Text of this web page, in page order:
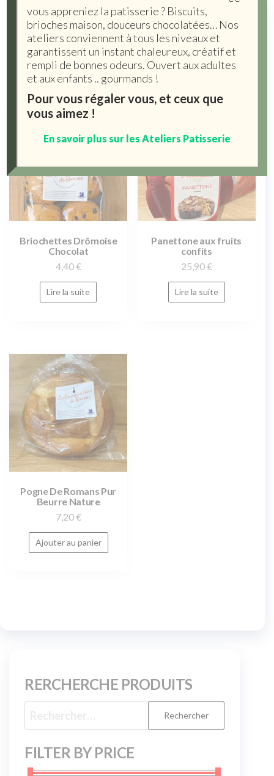
Brioches
3 résultats affichés
Briochettes Drômoise
Chocolat
4,40 €
Lire la suite
Panettone aux fruits
confits
25,90 €
Lire la suite
Pogne De Romans Pur
Beurre Nature
7,20 €
Ajouter au panier
RERCHERCHE PRODUITS
FILTER BY PRICE
vous appreniez la patisserie ? Biscuits,
brioches maison, douceurs chocolatées… Nos
ateliers conviennent à tous les niveaux et
garantissent un instant chaleureux, créatif et
rempli de bonnes odeurs. Ouvert aux adultes
et aux enfants .. gourmands !
Pour vous régaler vous, et ceux que
vous aimez !
En savoir plus sur les Ateliers Patisserie